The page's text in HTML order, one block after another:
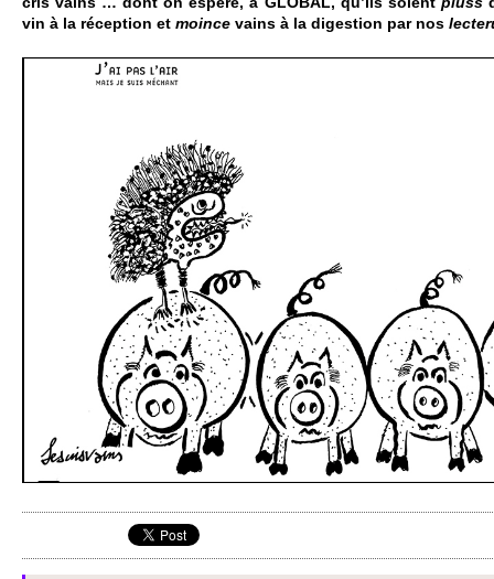
vin à la réce­ption et moince vains à la digestion par nos